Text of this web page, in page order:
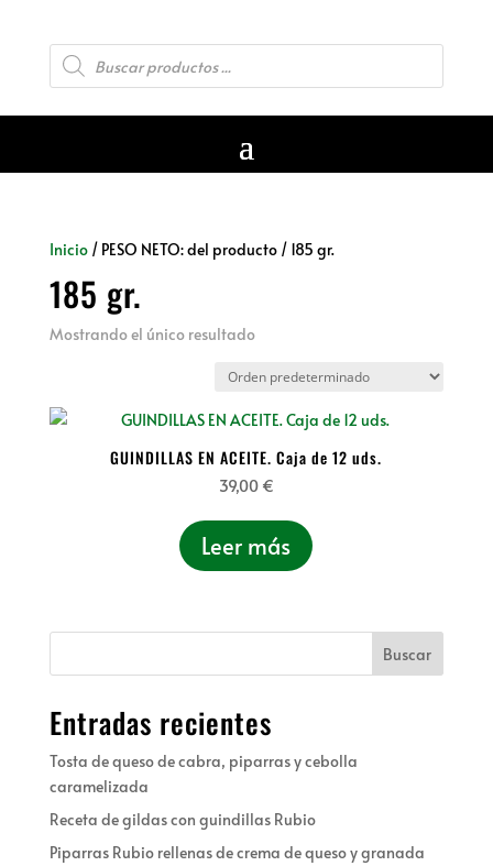
Búsqueda
de
productos
Inicio/ PESO NETO: del producto / 185 gr.
185 gr.
Mostrando el único resultado
GUINDILLAS EN ACEITE. Caja de 12 uds.
39,00 €
Leer más
Buscar
Entradas recientes
Tosta de queso de cabra, piparras y cebolla
caramelizada
Receta de gildas con guindillas Rubio
Piparras Rubio rellenas de crema de queso y granada